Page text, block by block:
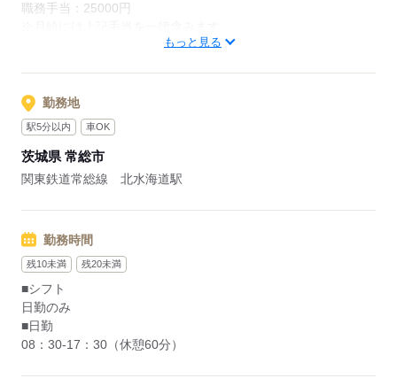
職務手当：25000円
もっと見る
勤務地
駅5分以内 車OK
茨城県 常総市
関東鉄道常総線 北水海道駅
勤務時間
残10未満 残20未満
■シフト
日勤のみ
■日勤
08：30-17：30（休憩60分）